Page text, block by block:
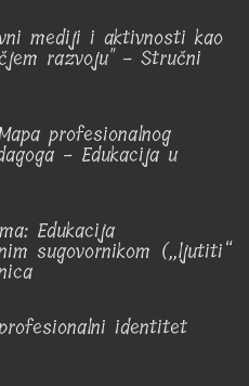
mediji i aktivnosti kao
razvoju" - Stručni
profesionalnog
- Edukacija u
Edukacija
sugovornikom („ljutiti“
identitet